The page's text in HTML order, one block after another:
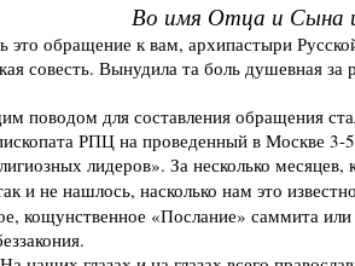
Во имя Отца и Сына
это обращение к вам, архипастыри
совесть. Вынудила та боль душевная
поводом для составления обращения
РПЦ на проведенный в Москве
лидеров». За несколько
и не нашлось, насколько нам это
кощунственное «Послание» саммита